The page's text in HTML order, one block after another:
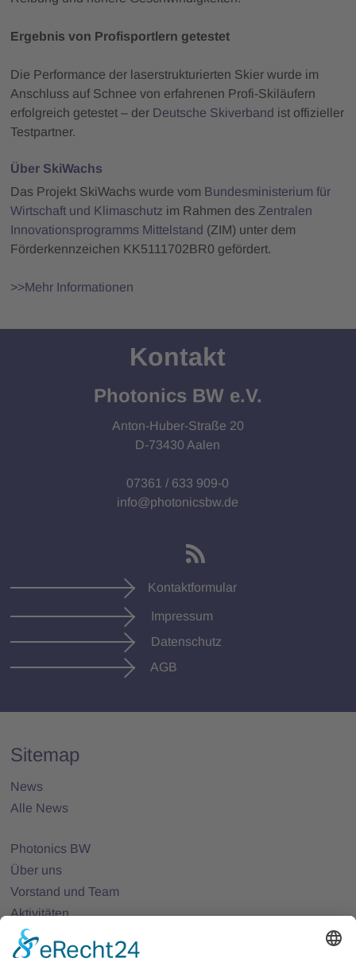
Ergebnis von Profisportlern getestet
Die Performance der laserstrukturierten Skier wurde im
Anschluss auf Schnee von erfahrenen Profi-Skiläufern
erfolgreich getestet – der Deutsche Skiverband ist offizieller
Testpartner.
Über SkiWachs
Das Projekt SkiWachs wurde vom Bundesministerium für
Wirtschaft und Klimaschutz im Rahmen des Zentralen
Innovationsprogramms Mittelstand (ZIM) unter dem
Förderkennzeichen KK5111702BR0 gefördert.
>>Mehr Informationen
Kontakt
Photonics BW e.V.
Anton-Huber-Straße 20
D-73430 Aalen
07361 / 633 909-0
info@photonicsbw.de
Kontaktformular
Impressum
Datenschutz
AGB
Sitemap
News
Alle News
Photonics BW
Über uns
Vorstand und Team
Aktivitäten
25 Jahre Photonics BW
Mitglieder